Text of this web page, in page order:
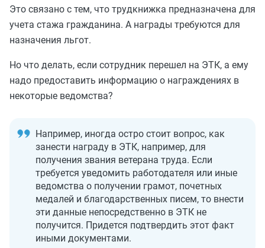
Это связано с тем, что трудкнижка предназначена для
учета стажа гражданина. А награды требуются для
назначения льгот.
Но что делать, если сотрудник перешел на ЭТК, а ему
надо предоставить информацию о награждениях в
некоторые ведомства?
Например, иногда остро стоит вопрос, как
занести награду в ЭТК, например, для
получения звания ветерана труда. Если
требуется уведомить работодателя или иные
ведомства о получении грамот, почетных
медалей и благодарственных писем, то внести
эти данные непосредственно в ЭТК не
получится. Придется подтвердить этот факт
иными документами.